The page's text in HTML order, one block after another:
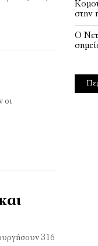
οι
316
στην
Ο